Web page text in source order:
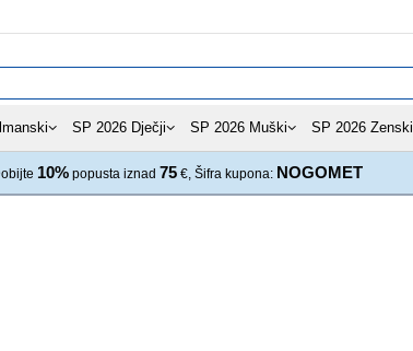
SP 2026 Dječji SP 2026 Muški SP 2026 Zenski
10% popusta iznad 75 €, Šifra kupona: NOGOMET